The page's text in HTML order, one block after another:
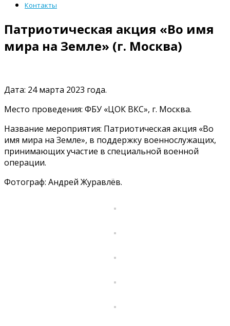
Контакты
Патриотическая акция «Во имя
мира на Земле» (г. Москва)
Дата: 24 марта 2023 года.
Место проведения: ФБУ «ЦОК ВКС», г. Москва.
Название мероприятия: Патриотическая акция «Во
имя мира на Земле», в поддержку военнослужащих,
принимающих участие в специальной военной
операции.
Фотограф: Андрей Журавлёв.